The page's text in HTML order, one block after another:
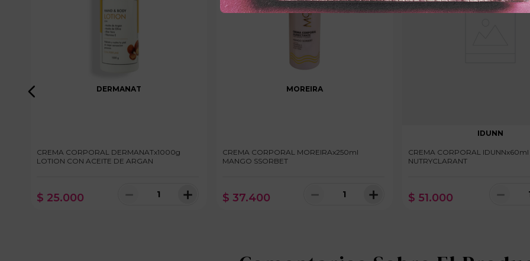
DERMANAT
CREMA CORPORAL DERMANATx1000g
LOTION CON ACEITE DE ARGAN
$ 25.000 ＋
－
MOREIRA
CREMA CORPORAL MOREIRAx250ml
MANGO SSORBET
$ 37.400 ＋
－
IDUNN
CREMA CORPORAL IDUNNx60ml
NUTRYCLARANT
$ 51.000 －